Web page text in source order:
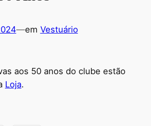
—em Vestuário
aos 50 anos do clube estão
Loja.